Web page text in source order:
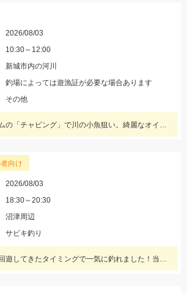
2026/08/03
10:30～12:00
新城市内の河川
釣場によっては遊漁証が必要な場合あります
その他
最近マイブームの「チャビング」で川の小魚狙い。綺麗なオイカワが飛び出しました♪途中からはブラックバスの子供がスプーンやスピナーに連続ヒットしてきました。
向け
2026/08/03
18:30～20:30
沼津周辺
サビキ釣り
アジの群れが回遊してきたタイミングで一気に釣れました！当日は、のべ竿と豆アジマッチ・スピード餌つけ器仕掛・生アミエビなどを使用しました。